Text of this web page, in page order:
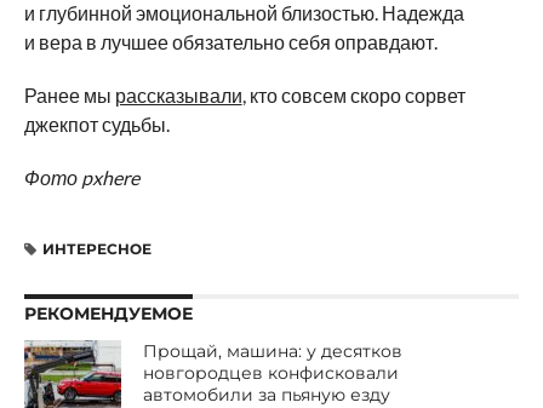
и глубинной эмоциональной близостью. Надежда
и вера в лучшее обязательно себя оправдают.
Ранее мы рассказывали, кто совсем скоро сорвет
джекпот судьбы.
Фото pxhere
ИНТЕРЕСНОЕ
РЕКОМЕНДУЕМОЕ
Прощай, машина: у десятков
новгородцев конфисковали
автомобили за пьяную езду